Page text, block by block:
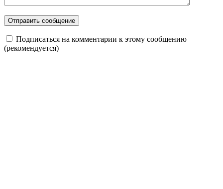
Подписаться на комментарии к этому сообщению
(рекомендуется)